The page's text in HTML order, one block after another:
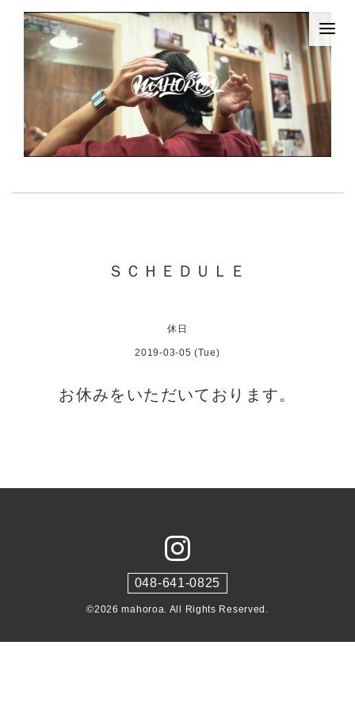
ＳＣＨＥＤＵＬＥ
休日
2019-03-05 (Tue)
お休みをいただいております。
048-641-0825
©2026mahoroa. All Rights Reserved.